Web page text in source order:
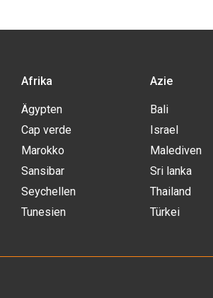
Afrika
Ägypten
Cap verde
Marokko
Sansibar
Seychellen
Tunesien
Azie
Bali
Israel
Malediven
Sri lanka
Thailand
Türkei